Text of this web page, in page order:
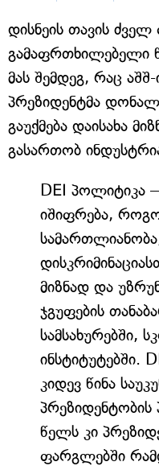
დისნეის თავის
გამაფრთხილებელი
მას შემდეგ, რაც
პრეზიდენტმა
გაუქმება დაისახა
გასართობ
DEI პოლიტიკა
იშიფრება,
მიზნად და
ჯგუფების
სამსახურებში,
ინსტიტუტებში.
კიდევ წინა
წელს კი
ფარგლებში